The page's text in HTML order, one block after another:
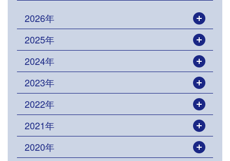
2026年
2025年
2024年
2023年
2022年
2021年
2020年